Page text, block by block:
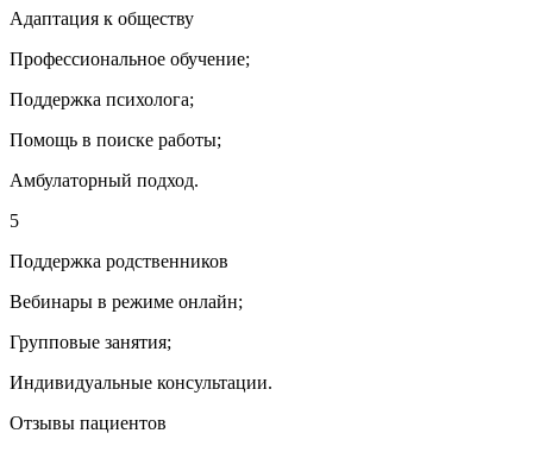
Адаптация к обществу
Профессиональное обучение;
Поддержка психолога;
Помощь в поиске работы;
Амбулаторный подход.
5
Поддержка родственников
Вебинары в режиме онлайн;
Групповые занятия;
Индивидуальные консультации.
Отзывы пациентов